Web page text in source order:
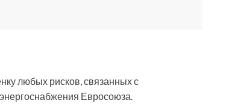
любых рисков, связанных с
Евросоюза.